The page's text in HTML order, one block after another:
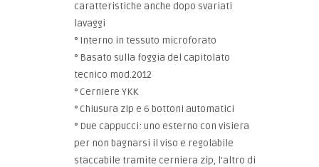
caratteristiche anche dopo svariati
lavaggi
° Interno in tessuto microforato
° Basato sulla foggia del capitolato
tecnico mod.2012
° Cerniere YKK
° Chiusura zip e 6 bottoni automatici
° Due cappucci: uno esterno con visiera
per non bagnarsi il viso e regolabile
staccabile tramite cerniera zip, l'altro di